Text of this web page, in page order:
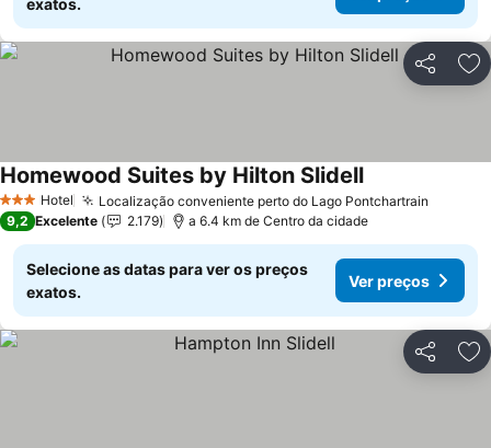
exatos.
Partilhar
3 EstrelasHotel Localização conveniente perto do Lago Pontchartrain
Homewood Suites by Hilton SlidellVer preços
9,2 Excelente 2.179 a 6.4 km de Centro da cidade
Selecione as datas para ver os preços
exatos.
Ver preços
Partilhar